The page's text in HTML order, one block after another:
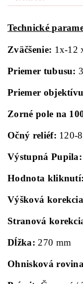
Technické
Zväčšenie: 1x-12
Priemer tubusu:
Priemer
Zorné pole na
Očný reliéf: 120-
Výstupná Pupila:
Hodnota kliknutí:
Výšková
Stranová
Dĺžka: 270 mm
Ohnisková